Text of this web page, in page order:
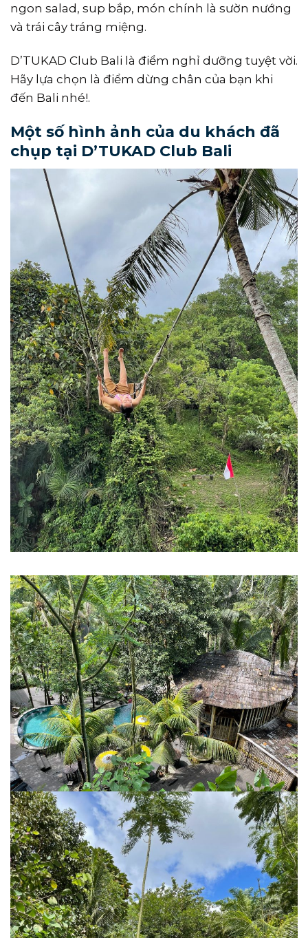
ngon salad, sup bắp, món chính là sườn nướng
và trái cây tráng miệng.
D’TUKAD Club Bali là điểm nghỉ dưỡng tuyệt vời.
Hãy lựa chọn là điểm dừng chân của bạn khi
đến Bali nhé!.
Một số hình ảnh của du khách đã
chụp tại D’TUKAD Club Bali